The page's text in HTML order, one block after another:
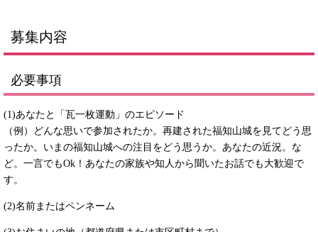
募集内容
必要事項
(1)あなたと「瓦一枚運動」のエピソード
（例）どんな思いで参加されたか。再建された福知山城を見てどう思
ったか。いまの福知山城への注目をどう思うか。あなたの近況。な
ど。一言でもOk！あなたの家族や知人から聞いたお話でも大歓迎で
す。
(2)名前またはペンネーム